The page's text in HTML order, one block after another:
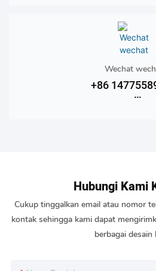
Wechat
+86
Hubungi Kami
Cukup tinggalkan email atau nomor
kontak sehingga kami dapat
berbagai desain